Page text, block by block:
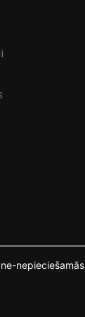
nepieciešamās